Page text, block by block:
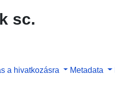
sc.
a hivatkozásra Metadata